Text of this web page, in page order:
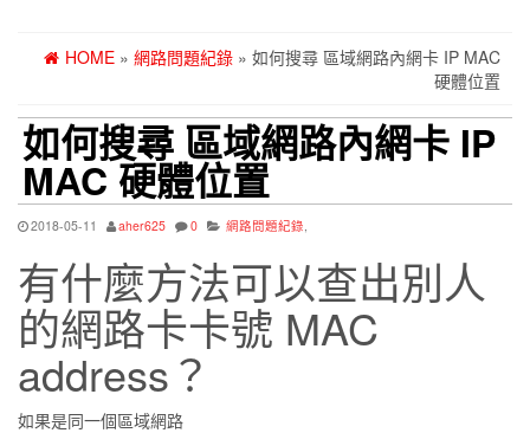
HOME » 網路問題紀錄 » 如何搜尋 區域網路內網卡 IP MAC
硬體位置
如何搜尋 區域網路內網卡 IP
MAC 硬體位置
2018-05-11 aher625 0 網路問題紀錄,
有什麼方法可以查出別人
的網路卡卡號 MAC
address？
如果是同一個區域網路